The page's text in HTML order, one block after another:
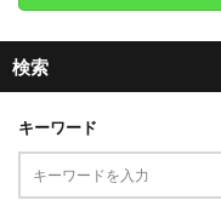
検索
キーワード